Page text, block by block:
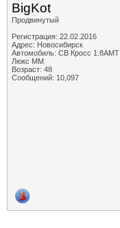
BigKot
Продвинутый
Регистрация: 22.02.2016
Адрес: Новосибирск
Автомобиль: СВ Кросс 1.8АМТ
Люкс ММ
Возраст: 48
Сообщений: 10,097